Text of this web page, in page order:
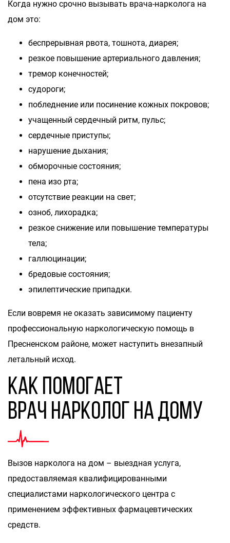
Когда нужно срочно вызывать врача-нарколога на
дом это:
беспрерывная рвота, тошнота, диарея;
резкое повышение артериального давления;
тремор конечностей;
судороги;
побледнение или посинение кожных покровов;
учащенный сердечный ритм, пульс;
сердечные приступы;
нарушение дыхания;
обморочные состояния;
пена изо рта;
отсутствие реакции на свет;
озноб, лихорадка;
резкое снижение или повышение температуры
тела;
галлюцинации;
бредовые состояния;
эпилептические припадки.
Если вовремя не оказать зависимому пациенту
профессиональную наркологическую помощь в
Пресненском районе, может наступить внезапный
летальный исход.
Как помогает
врач нарколог на дому
Вызов нарколога на дом – выездная услуга,
предоставляемая квалифицированными
специалистами наркологического центра с
применением эффективных фармацевтических
средств.